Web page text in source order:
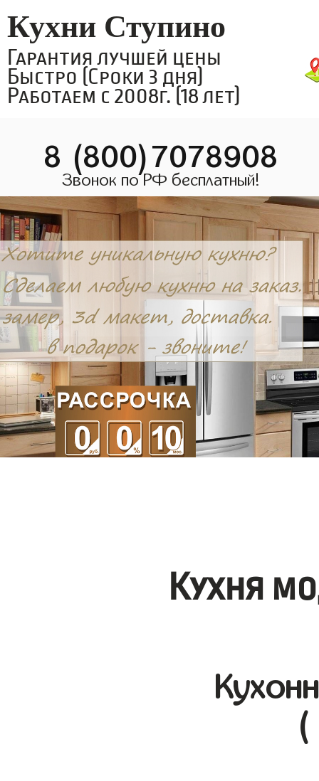
Кухни Ступино
Гарантия лучшей цены
Быстро (Сроки 3 дня)
Работаем с 2008г. (18 лет)
8 (800)7078908
Звонок по РФ бесплатный!
Кухня
(